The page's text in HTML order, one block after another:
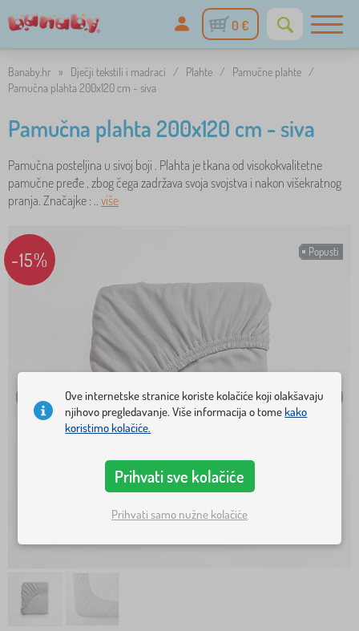
0 €
Banaby.hr » Dječji tekstili i madraci / Plahte / Pamučne plahte /
Pamučna plahta 200x120 cm - siva
Pamučna plahta 200x120 cm - siva
Pamučna posteljina u sivoj boji . Plahta je tkana od visokokvalitetne
pamučne pređe , zbog čega zadržava svoja svojstva i nakon višekratnog
pranja. Značajke : .. više
Popusti
-15%
Ove internetske stranice koriste kolačiće koji olakšavaju
njihovo pregledavanje. Više informacija o tomekako
koristimo kolačiće.
Prihvati sve kolačiće
Prihvati samo nužne kolačiće